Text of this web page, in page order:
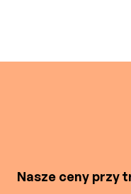
Nasze ceny przy